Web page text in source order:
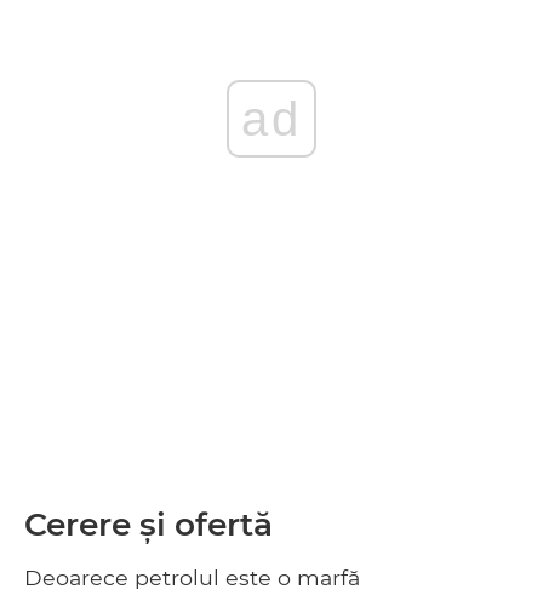
ad
Cerere și ofertă
Deoarece petrolul este o marfă